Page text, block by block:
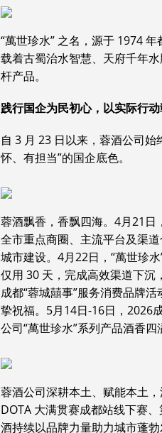
“萬世珍水” 之名，源于 1974
载着古蜀治水智慧、天府千年
杆产品。
践行国企为民初心，以实际行
自 3 月 23 日以来，蓉酒公司
怀、有担当”的国企底色。
蓉酒飘香，香飘四海。4月21日
全市重点商圈、主流平台及渠
城市建设。4月22日，“萬世珍
仅用 30 天，完成高效渠道下
成都“蓉城囍事”服务消费品牌
挚祝福。5月14日-16日，2026
公司“萬世珍水”系列产品酒香四
蓉酒公司深耕本土、赋能本土
DOTA 大满贯赛成都站线下赛
酒持续以品牌力量助力城市蓬勃